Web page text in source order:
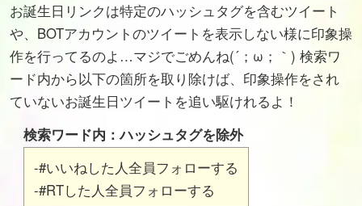
お誕生日リンクは特定のハッシュタグを含むツイート
や、BOTアカウントのツイートを表示しない様に印象操
作を行ってるのよ…マジでごめんね(´；ω；｀) 検索ワ
ード内から以下の箇所を取り除けば、印象操作をされ
ていないお誕生日ツイートを追い駆けれるよ！
検索ワード内：ハッシュタグを除外
-#いいねした人全員フォローする
-#RTした人全員フォローする